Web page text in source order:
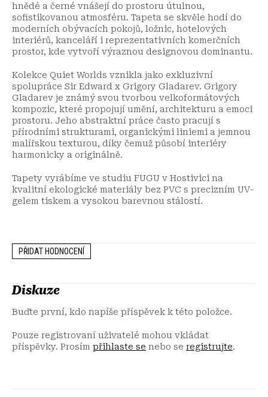
hnědé a černé vnášejí do prostoru útulnou,
sofistikovanou atmosféru. Tapeta se skvěle hodí do
moderních obývacích pokojů, ložnic, hotelových
interiérů, kanceláří i reprezentativních komerčních
prostor, kde vytvoří výraznou designovou dominantu.
Kolekce Quiet Worlds vznikla jako exkluzivní
spolupráce Sir Edward x Grigory Gladarev. Grigory
Gladarev je známý svou tvorbou velkoformátových
kompozic, které propojují umění, architekturu a emoci
prostoru. Jeho abstraktní práce často pracují s
přírodními strukturami, organickými liniemi a jemnou
malířskou texturou, díky čemuž působí interiéry
harmonicky a originálně.
Tapety vyrábíme ve studiu FUGU v Hostivici na
kvalitní ekologické materiály bez PVC s precizním UV-
gelem tiskem a vysokou barevnou stálostí.
PŘIDAT HODNOCENÍ
Diskuze
Buďte první, kdo napíše příspěvek k této položce.
Pouze registrovaní uživatelé mohou vkládat
příspěvky. Prosím přihlaste se nebo se registrujte.